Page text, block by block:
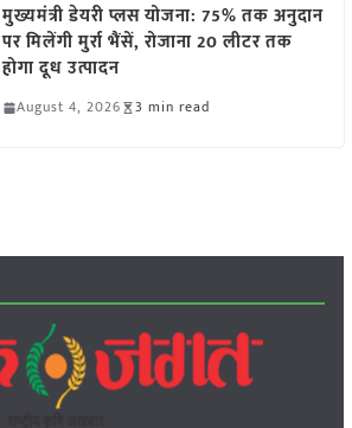
मुख्यमंत्री डेयरी प्लस योजना: 75% तक अनुदान
पर मिलेंगी मुर्रा भैंसें, रोजाना 20 लीटर तक
होगा दूध उत्पादन
August 4, 2026 3 min read